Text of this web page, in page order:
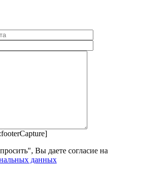
Вы даете согласие на
данных